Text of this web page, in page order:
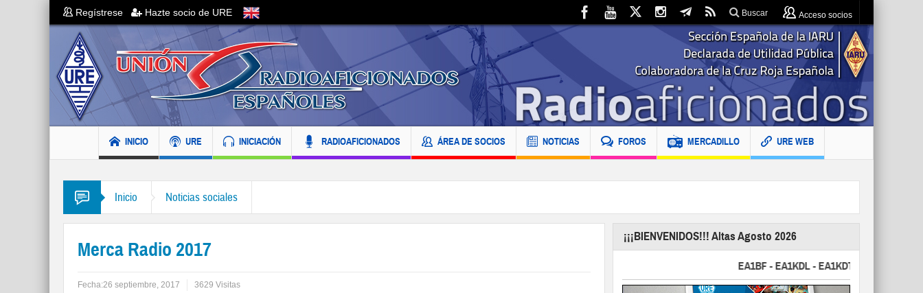
Regístrese Hazte socio de URE Buscar Acceso socios
INICIO URE INICIACIÓN RADIOAFICIONADOS ÁREA DE SOCIOS NOTICIAS FOROS MERCADILLO URE WEB
Inicio Noticias sociales
Merca Radio 2017
Fecha:26 septiembre, 2017 3629 Visitas
¡¡¡BIENVENIDOS!!! Altas Agosto 2026
EA1BF - EA1KDL - EA1KDT - EA2FBJ -